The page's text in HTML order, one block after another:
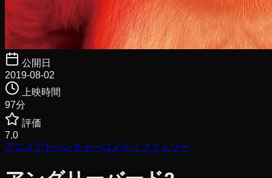
公開日
2019-08-02
上映時間
97分
評価
7.0
アニメ アドベンチャーコメディ ファミリー